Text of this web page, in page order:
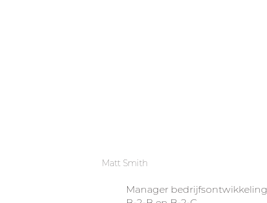
Matt Smith
Manager bedrijfsontwikkeling